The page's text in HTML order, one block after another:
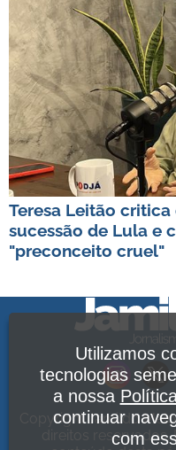
Teresa Leitão
sucessão de Lula e
"preconceito cruel"
Copyright Jamildo
direitos
Utilizamos
tecnologias
a nossa
continuar
com